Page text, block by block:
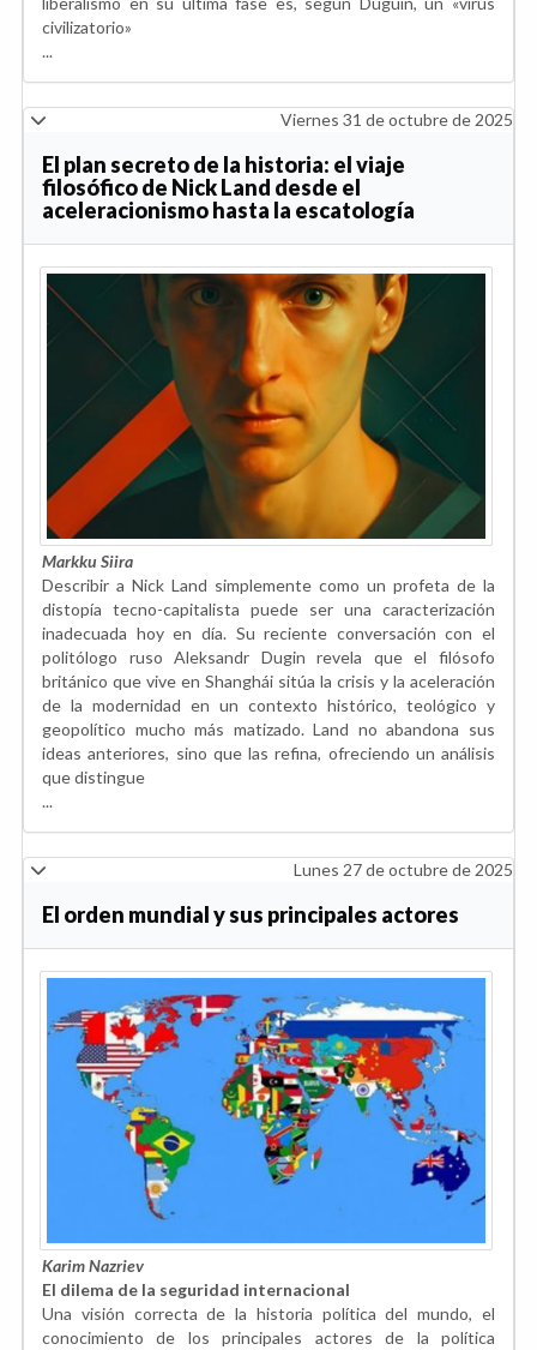
civilizatorio»
...
Viernes 31 de octubre de 2025
El plan secreto de la historia: el viaje
filosófico de Nick Land desde el
aceleracionismo hasta la escatología
Markku Siira
Describir a Nick Land simplemente como un profeta de la
distopía tecno-capitalista puede ser una caracterización
inadecuada hoy en día. Su reciente conversación con el
politólogo ruso Aleksandr Dugin revela que el filósofo
británico que vive en Shanghái sitúa la crisis y la aceleración
de la modernidad en un contexto histórico, teológico y
geopolítico mucho más matizado. Land no abandona sus
ideas anteriores, sino que las refina, ofreciendo un análisis
que distingue
...
Lunes 27 de octubre de 2025
El orden mundial y sus principales actores
Karim Nazriev
El dilema de la seguridad internacional
Una visión correcta de la historia política del mundo, el
conocimiento de los principales actores de la política